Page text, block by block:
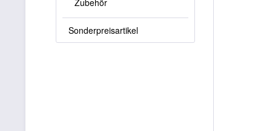
Zubehör
Sonderpreisartikel